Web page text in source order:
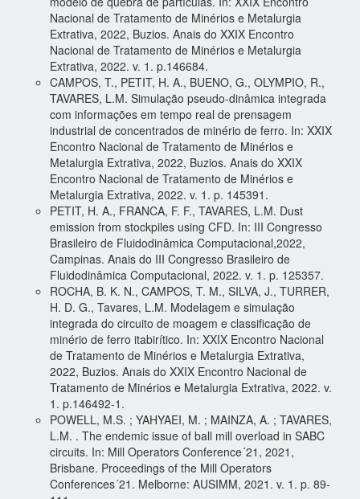
Nacional de Tratamento de Minérios e Metalurgia
Extrativa, 2022, Buzios. Anais do XXIX Encontro
Nacional de Tratamento de Minérios e Metalurgia
Extrativa, 2022. v. 1. p.146684.
CAMPOS, T., PETIT, H. A., BUENO, G., OLYMPIO, R.,
TAVARES, L.M. Simulação pseudo-dinâmica integrada
com informações em tempo real de prensagem
industrial de concentrados de minério de ferro. In: XXIX
Encontro Nacional de Tratamento de Minérios e
Metalurgia Extrativa, 2022, Buzios. Anais do XXIX
Encontro Nacional de Tratamento de Minérios e
Metalurgia Extrativa, 2022. v. 1. p. 145391.
PETIT, H. A., FRANCA, F. F., TAVARES, L.M. Dust
emission from stockpiles using CFD. In: III Congresso
Brasileiro de Fluidodinâmica Computacional,2022,
Campinas. Anais do III Congresso Brasileiro de
Fluidodinâmica Computacional, 2022. v. 1. p. 125357.
ROCHA, B. K. N., CAMPOS, T. M., SILVA, J., TURRER,
H. D. G., Tavares, L.M. Modelagem e simulação
integrada do circuito de moagem e classificação de
minério de ferro itabirítico. In: XXIX Encontro Nacional
de Tratamento de Minérios e Metalurgia Extrativa,
2022, Buzios. Anais do XXIX Encontro Nacional de
Tratamento de Minérios e Metalurgia Extrativa, 2022. v.
1. p.146492-1.
POWELL, M.S. ; YAHYAEI, M. ; MAINZA, A. ; TAVARES,
L.M. . The endemic issue of ball mill overload in SABC
circuits. In: Mill Operators Conference´21, 2021,
Brisbane. Proceedings of the Mill Operators
Conferences´21. Melborne: AUSIMM, 2021. v. 1. p. 89-